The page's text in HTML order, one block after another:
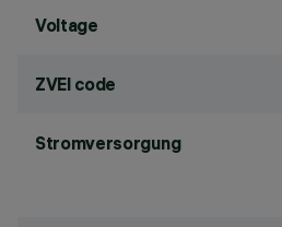
Voltage
ZVEI code
Stromversorgung